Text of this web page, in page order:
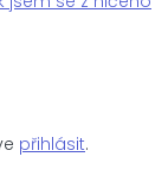
přihlásit.